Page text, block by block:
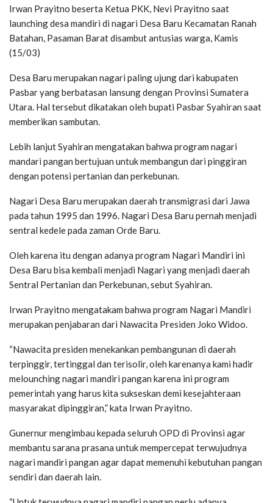
Irwan Prayitno beserta Ketua PKK, Nevi Prayitno saat
launching desa mandiri di nagari Desa Baru Kecamatan Ranah
Batahan, Pasaman Barat disambut antusias warga, Kamis
(15/03)
Desa Baru merupakan nagari paling ujung dari kabupaten
Pasbar yang berbatasan lansung dengan Provinsi Sumatera
Utara. Hal tersebut dikatakan oleh bupati Pasbar Syahiran saat
memberikan sambutan.
Lebih lanjut Syahiran mengatakan bahwa program nagari
mandari pangan bertujuan untuk membangun dari pinggiran
dengan potensi pertanian dan perkebunan.
Nagari Desa Baru merupakan daerah transmigrasi dari Jawa
pada tahun 1995 dan 1996. Nagari Desa Baru pernah menjadi
sentral kedele pada zaman Orde Baru.
Oleh karena itu dengan adanya program Nagari Mandiri ini
Desa Baru bisa kembali menjadi Nagari yang menjadi daerah
Sentral Pertanian dan Perkebunan, sebut Syahiran.
Irwan Prayitno mengatakam bahwa program Nagari Mandiri
merupakan penjabaran dari Nawacita Presiden Joko Widoo.
“Nawacita presiden menekankan pembangunan di daerah
terpinggir, tertinggal dan terisolir, oleh karenanya kami hadir
melounching nagari mandiri pangan karena ini program
pemerintah yang harus kita sukseskan demi kesejahteraan
masyarakat dipinggiran,” kata Irwan Prayitno.
Gunernur mengimbau kepada seluruh OPD di Provinsi agar
membantu sarana prasana untuk mempercepat terwujudnya
nagari mandiri pangan agar dapat memenuhi kebutuhan pangan
sendiri dan daerah lain.